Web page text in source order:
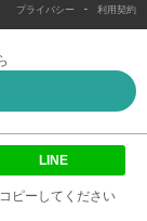
プライバシー - 利用契約
LINE
ピーしてください